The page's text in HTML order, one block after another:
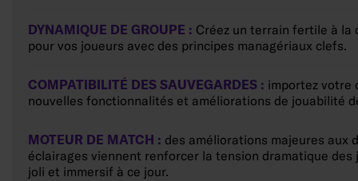
DYNAMIQUE DE GROUPE : Créez un terrain fertile à la
pour vos joueurs avec des principes managériaux clefs.
COMPATIBILITÉ DES SAUVEGARDES : importez votre
nouvelles fonctionnalités et améliorations de jouabilité
MOTEUR DE MATCH : des améliorations majeures aux
éclairages viennent renforcer la tension dramatique
joli et immersif à ce jour.